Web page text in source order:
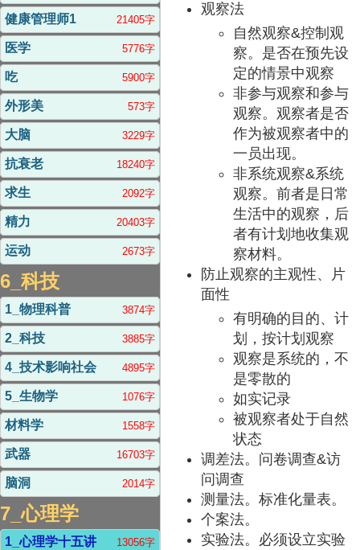
健康管理师1 21405字
医学 5776字
吃 5900字
外形美 573字
大脑 3229字
抗衰老 18240字
求生 2092字
精力 20403字
运动 2673字
6_科技
1_物理科普 3874字
2_科技 3885字
4_技术影响社会 4895字
5_生物学 1076字
材料学 1558字
武器 16703字
脑洞 2014字
7_心理学
1_心理学十五讲 13056字
观察法
自然观察&控制观
察。是否在预先设
定的情景中观察
非参与观察和参与
观察。观察者是否
作为被观察者中的
一员出现。
非系统观察&系统
观察。前者是日常
生活中的观察，后
者有计划地收集观
察材料。
防止观察的主观性、片
面性
有明确的目的、计
划，按计划观察
观察是系统的，不
是零散的
如实记录
被观察者处于自然
状态
调差法。问卷调查&访
问调查
测量法。标准化量表。
个案法。
实验法。必须设立实验